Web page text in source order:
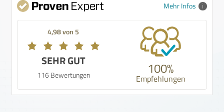
Mehr Infos
4,98 von 5
SEHR GUT
116 Bewertungen 100%
Empfehlungen